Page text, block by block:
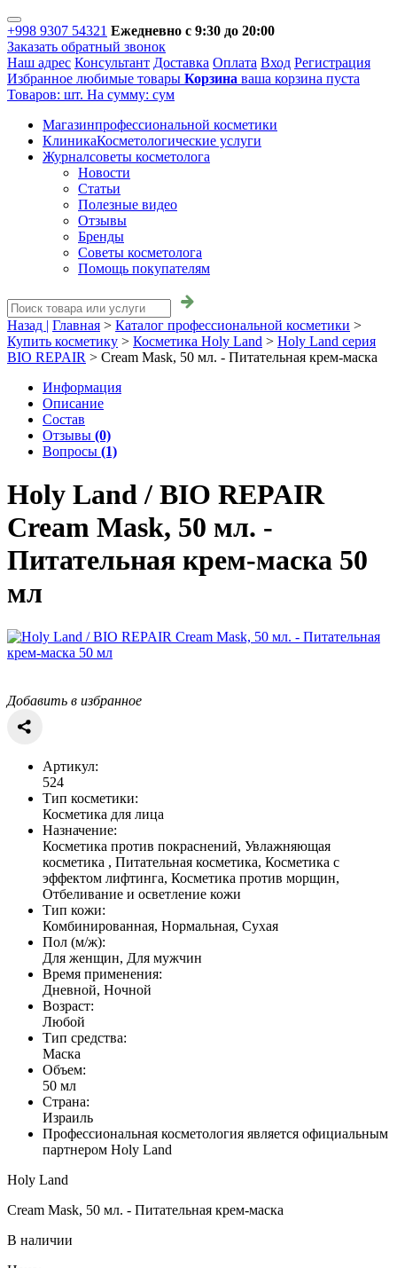
+998 9307 54321 Ежедневно с 9:30 до 20:00
Заказать обратный звонок
Наш адрес Консультант Доставка Оплата Вход Регистрация
Избранное любимые товары Корзина ваша корзина пуста
Товаров: шт. На сумму: сум
Магазинпрофессиональной косметики
КлиникаКосметологические услуги
Журналсоветы косметолога
Новости
Статьи
Полезные видео
Отзывы
Бренды
Советы косметолога
Помощь покупателям
Назад | Главная > Каталог профессиональной косметики >
Купить косметику > Косметика Holy Land > Holy Land серия
BIO REPAIR > Cream Mask, 50 мл. - Питательная крем-маска
Информация
Описание
Состав
Отзывы (0)
Вопросы (1)
Holy Land / BIO REPAIR
Cream Mask, 50 мл. -
Питательная крем-маска 50
мл
Добавить в избранное
Артикул:
524
Тип косметики:
Косметика для лица
Назначение:
Косметика против покраснений, Увлажняющая
косметика , Питательная косметика, Косметика с
эффектом лифтинга, Косметика против морщин,
Отбеливание и осветление кожи
Тип кожи:
Комбинированная, Нормальная, Сухая
Пол (м/ж):
Для женщин, Для мужчин
Время применения:
Дневной, Ночной
Возраст:
Любой
Тип средства:
Маска
Объем:
50 мл
Страна:
Израиль
Профессиональная косметология является официальным
партнером Holy Land
Holy Land
Cream Mask, 50 мл. - Питательная крем-маска
В наличии